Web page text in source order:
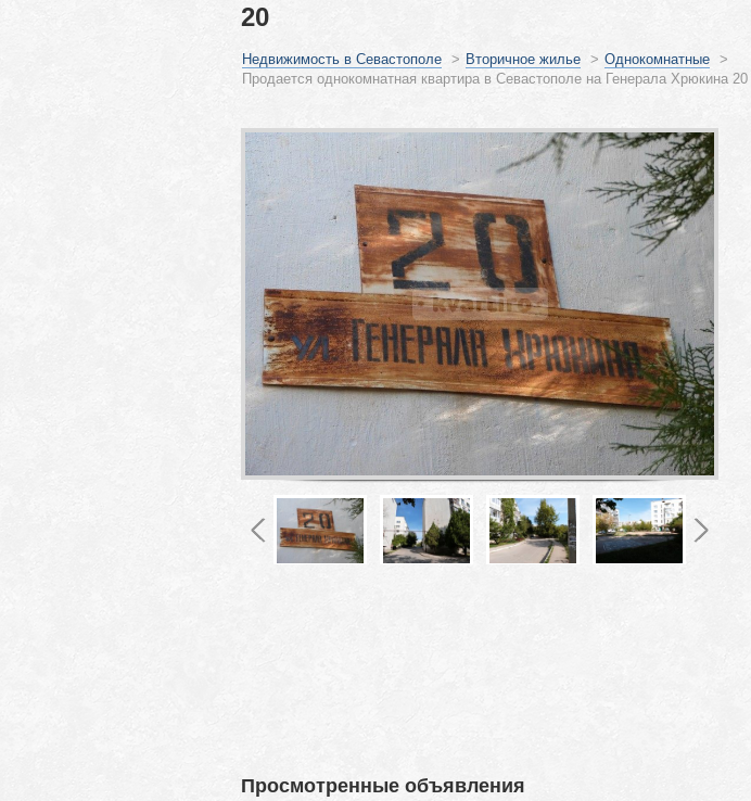
20
Недвижимость в Севастополе > Вторичное жилье > Однокомнатные >
Продается однокомнатная квартира в Севастополе на Генерала Хрюкина 20
Просмотренные объявления